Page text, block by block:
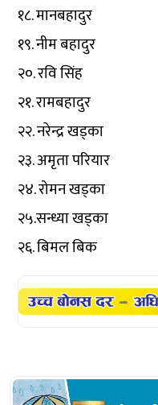
१८. मानबहादुर
१९. नीम बहादुर
२०. रवि सिंह
२१. रामबहादुर
२२. नरेन्द्र खड्का
२३. अमृता परियार
२४. रोमन खड्का
२५.सन्ध्या खड्का
२६. बिमल बिक